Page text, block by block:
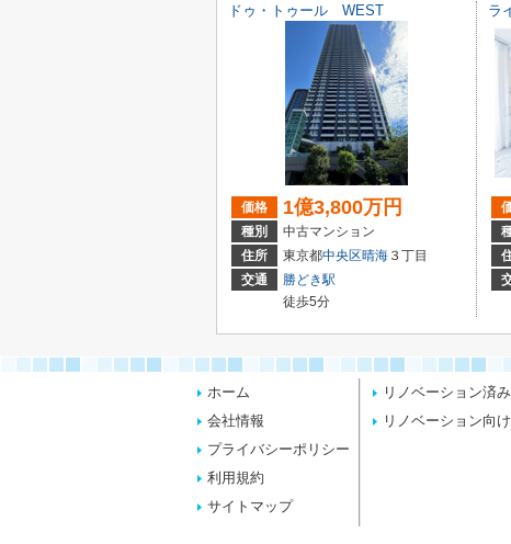
ドゥ・トゥール WEST
価格 1億3,800万円
種別
中古マンション
住所
東京都中央区晴海 ３丁目
交通
勝どき駅
徒歩5分
ラ
ホーム
会社情報
プライバシーポリシー
利用規約
サイトマップ
リノベーション済
リノベーション向